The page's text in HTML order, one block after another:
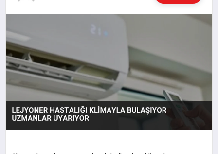
SAĞLIK
SPOR
TEKNOLOJI